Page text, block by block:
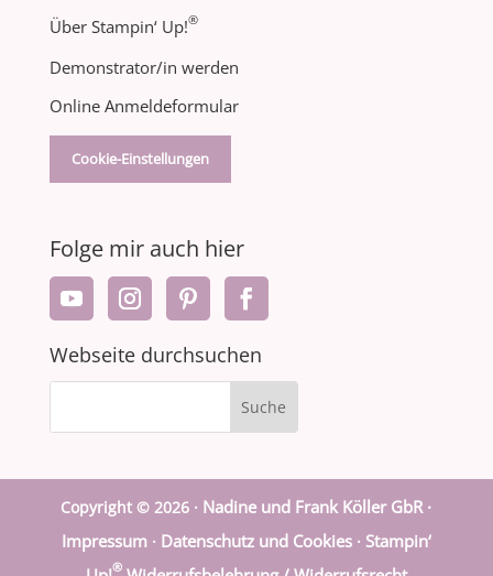
Über Stampin‘ Up!®
Demonstrator/in werden
Online Anmeldeformular
Cookie-Einstellungen
Folge mir auch hier
Webseite durchsuchen
Copyright © 2026 · Nadine und Frank Köller GbR ·
Impressum· Datenschutz und Cookies· Stampin‘
®